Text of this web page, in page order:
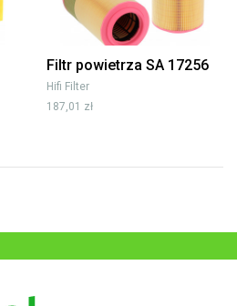
Filtr powietrza SA 17256
Hifi Filter
187,01 zł